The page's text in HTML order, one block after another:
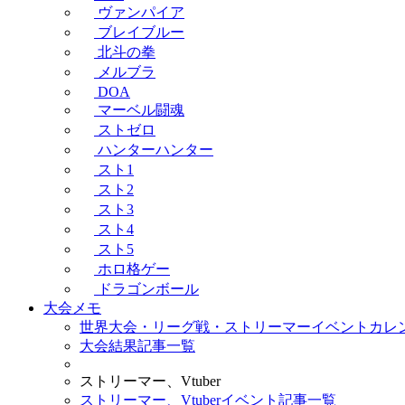
ヴァンパイア
ブレイブルー
北斗の拳
メルブラ
DOA
マーベル闘魂
ストゼロ
ハンターハンター
スト1
スト2
スト3
スト4
スト5
ホロ格ゲー
ドラゴンボール
大会メモ
世界大会・リーグ戦・ストリーマーイベントカレ
大会結果記事一覧
ストリーマー、Vtuber
ストリーマー、Vtuberイベント記事一覧